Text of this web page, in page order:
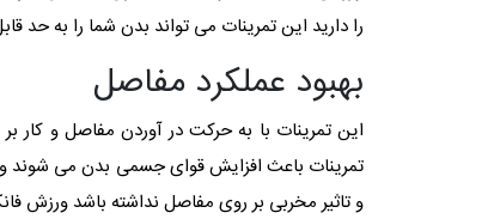
را دارید این تمرینات می تواند بدن شما را به حد
بهبود عملکرد مفاصل
این تمرینات با به حرکت در آوردن مفاصل و کار
تمرینات باعث افزایش قوای جسمی بدن می شوند و
و تاثیر مخربی بر روی مفاصل نداشته باشد ورزش